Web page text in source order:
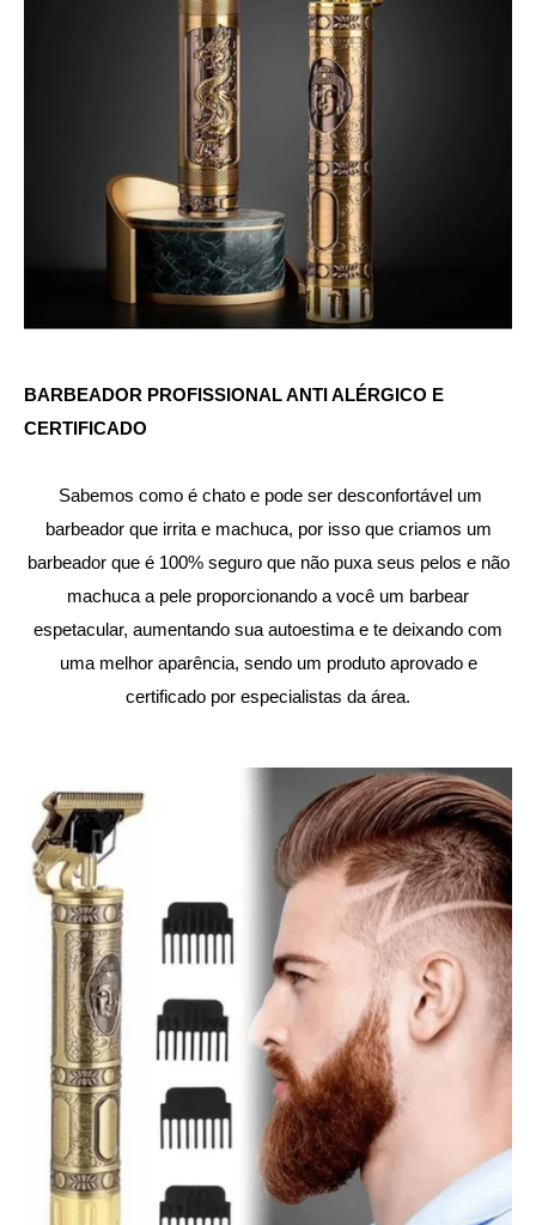
BARBEADOR PROFISSIONAL ANTI ALÉRGICO E
CERTIFICADO
Sabemos como é chato e pode ser desconfortável um
barbeador que irrita e machuca, por isso que criamos um
barbeador que é 100% seguro que não puxa seus pelos e não
machuca a pele proporcionando a você um barbear
espetacular, aumentando sua autoestima e te deixando com
uma melhor aparência, sendo um produto aprovado e
certificado por especialistas da área.